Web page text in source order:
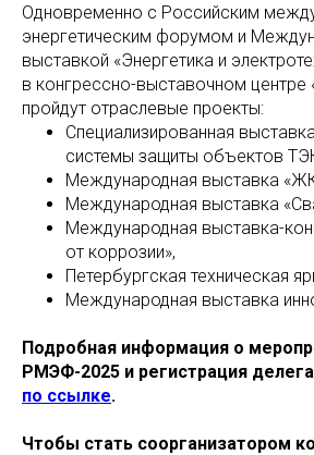
Одновременно с Российским
энергетическим форумом и
выставкой «Энергетика и
в конгрессно-выставочном
пройдут отраслевые проекты:
Специализированная
системы защиты объектов
Международная выставка
Международная выставка
Международная выставка-
от коррозии»,
Петербургская техническая
Международная выставка
Подробная информация о
РМЭФ-2025 и регистрация
по ссылке.
Чтобы стать соорганизатором